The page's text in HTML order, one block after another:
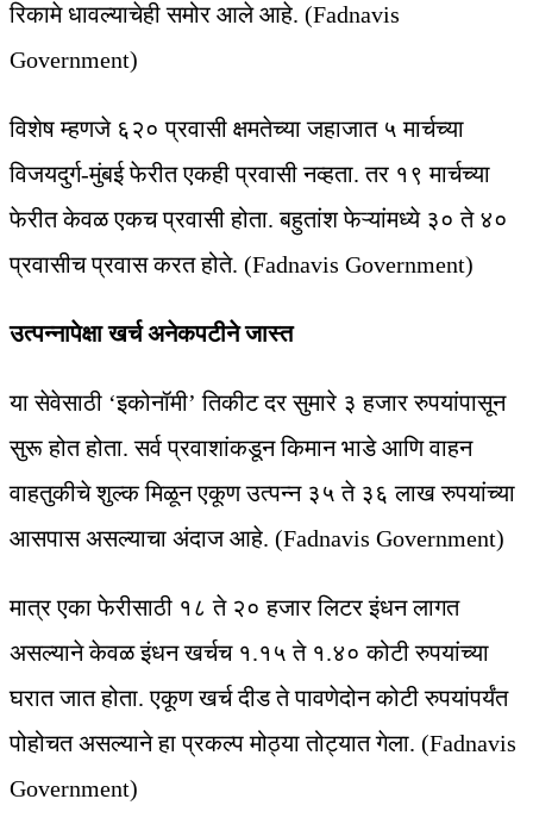
रिकामे धावल्याचेही समोर आले आहे. (Fadnavis
Government)
विशेष म्हणजे ६२० प्रवासी क्षमतेच्या जहाजात ५ मार्चच्या
विजयदुर्ग-मुंबई फेरीत एकही प्रवासी नव्हता. तर १९ मार्चच्या
फेरीत केवळ एकच प्रवासी होता. बहुतांश फेऱ्यांमध्ये ३० ते ४०
प्रवासीच प्रवास करत होते. (Fadnavis Government)
उत्पन्नापेक्षा खर्च अनेकपटीने जास्त
या सेवेसाठी ‘इकोनॉमी’ तिकीट दर सुमारे ३ हजार रुपयांपासून
सुरू होत होता. सर्व प्रवाशांकडून किमान भाडे आणि वाहन
वाहतुकीचे शुल्क मिळून एकूण उत्पन्न ३५ ते ३६ लाख रुपयांच्या
आसपास असल्याचा अंदाज आहे. (Fadnavis Government)
मात्र एका फेरीसाठी १८ ते २० हजार लिटर इंधन लागत
असल्याने केवळ इंधन खर्चच १.१५ ते १.४० कोटी रुपयांच्या
घरात जात होता. एकूण खर्च दीड ते पावणेदोन कोटी रुपयांपर्यंत
पोहोचत असल्याने हा प्रकल्प मोठ्या तोट्यात गेला. (Fadnavis
Government)